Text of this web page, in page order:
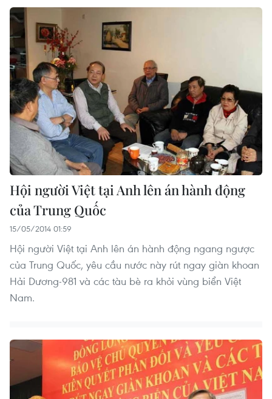
Hội người Việt tại Anh lên án hành động
của Trung Quốc
15/05/2014 01:59
Hội người Việt tại Anh lên án hành động ngang ngược
của Trung Quốc, yêu cầu nước này rút ngay giàn khoan
Hải Dương-981 và các tàu bè ra khỏi vùng biển Việt
Nam.